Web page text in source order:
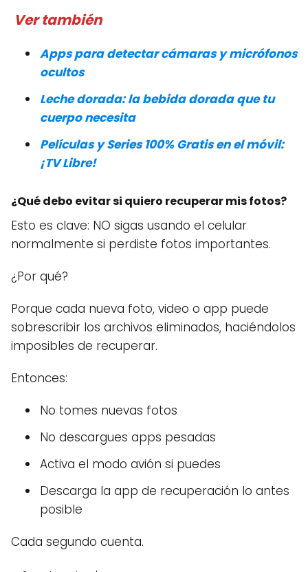
Ver también
Apps para detectar cámaras y micrófonos
ocultos
Leche dorada: la bebida dorada que tu
cuerpo necesita
Películas y Series 100% Gratis en el móvil:
¡TV Libre!
¿Qué debo evitar si quiero recuperar mis fotos?
Esto es clave: NO sigas usando el celular
normalmente si perdiste fotos importantes.
¿Por qué?
Porque cada nueva foto, video o app puede
sobrescribir los archivos eliminados, haciéndolos
imposibles de recuperar.
Entonces:
No tomes nuevas fotos
No descargues apps pesadas
Activa el modo avión si puedes
Descarga la app de recuperación lo antes
posible
Cada segundo cuenta.